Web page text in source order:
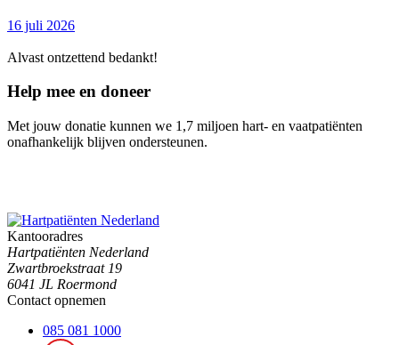
16 juli 2026
Alvast ontzettend bedankt!
Help mee en doneer
Met jouw donatie kunnen we 1,7 miljoen hart- en vaatpatiënten
onafhankelijk blijven ondersteunen.
Kantooradres
Hartpatiënten Nederland
Zwartbroekstraat 19
6041 JL Roermond
Contact opnemen
085 081 1000